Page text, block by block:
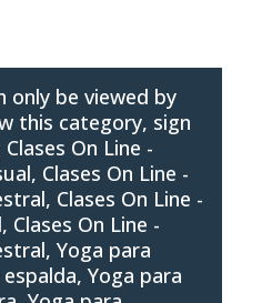
only be viewed by
this category, sign
Clases On Line -
, Clases On Line -
, Clases On Line -
, Clases On Line -
, Yoga para
, Yoga para